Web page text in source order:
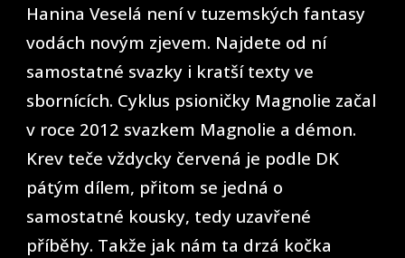
Hanina Veselá není v tuzemských fantasy
vodách novým zjevem. Najdete od ní
samostatné svazky i kratší texty ve
sbornících. Cyklus psioničky Magnolie začal
v roce 2012 svazkem Magnolie a démon.
Krev teče vždycky červená je podle DK
pátým dílem, přitom se jedná o
samostatné kousky, tedy uzavřené
příběhy. Takže jak nám ta drzá kočka